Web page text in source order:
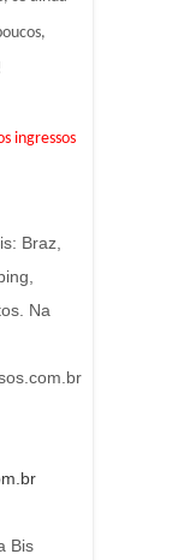
ingressos
Braz,
Na
Bis